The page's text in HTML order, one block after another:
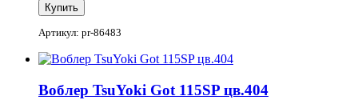
Артикул: pr-86483
Воблер TsuYoki Got 115SP цв.404